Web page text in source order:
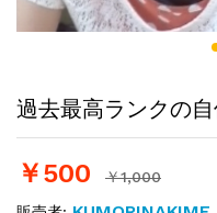
過去最高ランクの
￥500 ￥1,000